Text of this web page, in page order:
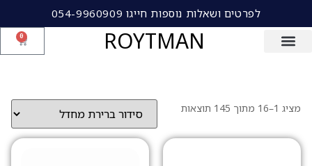
לפרטים ושאלות נוספות חייגו 054-9960909
ROYTMAN
0
מציג 1–16 מתוך 145 תוצאות